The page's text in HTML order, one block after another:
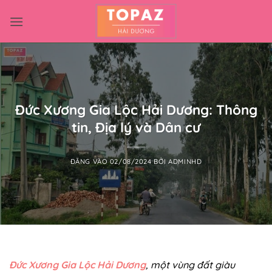
qua
dung
Đức Xương Gia Lộc Hải Dương: Thông
tin, Địa lý và Dân cư
ĐĂNG VÀO02/08/2024 BỞIADMINHD
Đức Xương Gia Lộc Hải Dương, một vùng đất giàu